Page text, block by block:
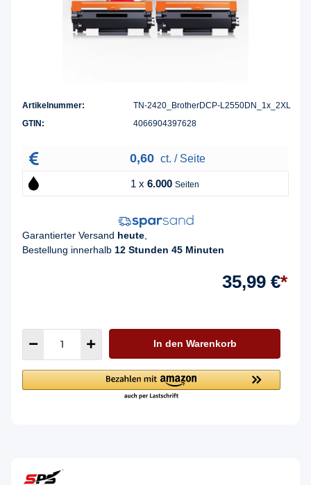
Artikelnummer:
TN-2420_BrotherDCP-L2550DN_1x_2XL
GTIN:
4066904397628
0,60 ct. / Seite
1 x 6.000 Seiten
Garantierter Versand heute
Bestellung innerhalb 12 Stunden 45 Minuten
35,99 €*
In den Warenkorb